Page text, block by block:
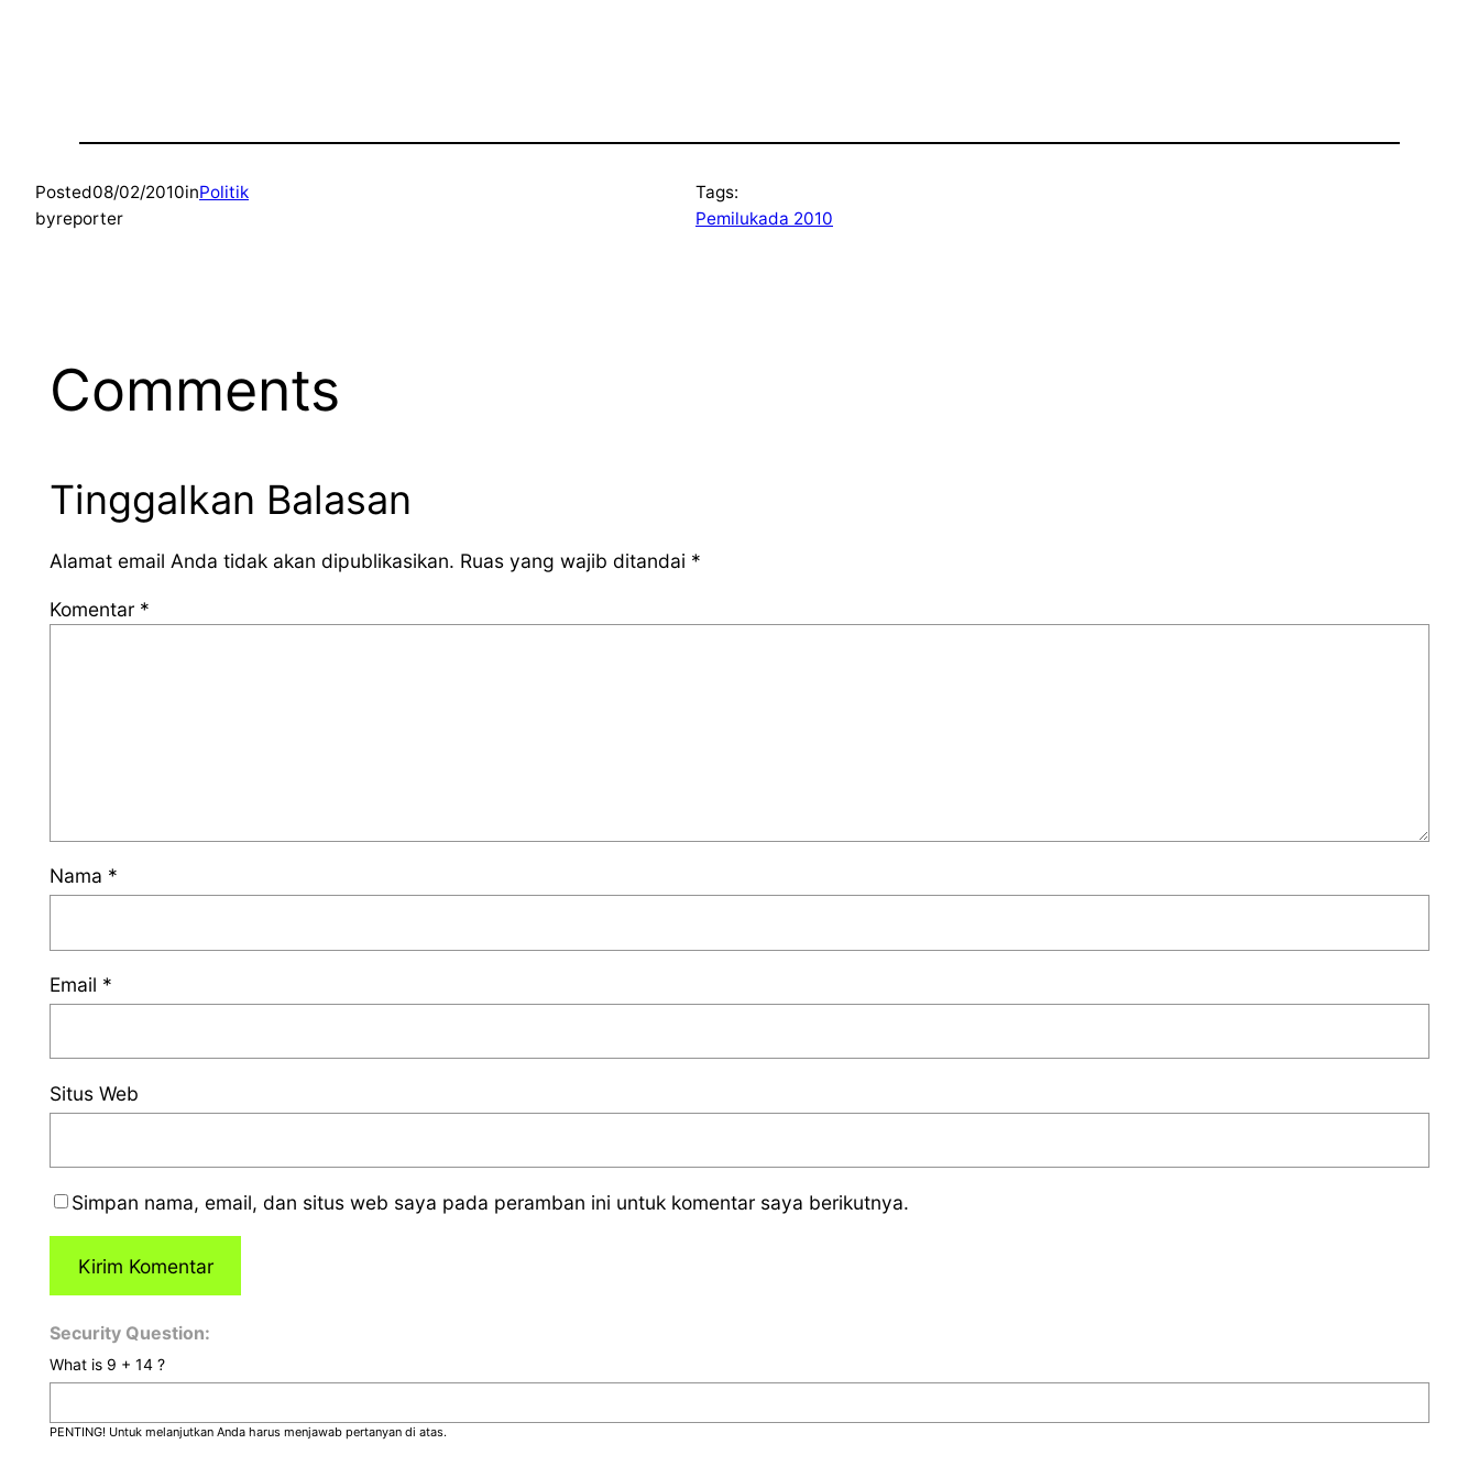
Posted08/02/2010inPolitik
byreporter
Tags:
Pemilukada 2010
Comments
Tinggalkan Balasan
Alamat email Anda tidak akan dipublikasikan. Ruas yang wajib ditandai *
Komentar *
Nama *
Email *
Situs Web
Simpan nama, email, dan situs web saya pada peramban ini untuk komentar saya berikutnya.
Security Question:
What is 9 + 14 ?
PENTING! Untuk melanjutkan Anda harus menjawab pertanyan di atas.